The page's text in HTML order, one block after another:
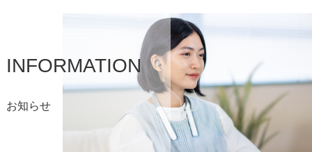
INFORMATION
お知らせ